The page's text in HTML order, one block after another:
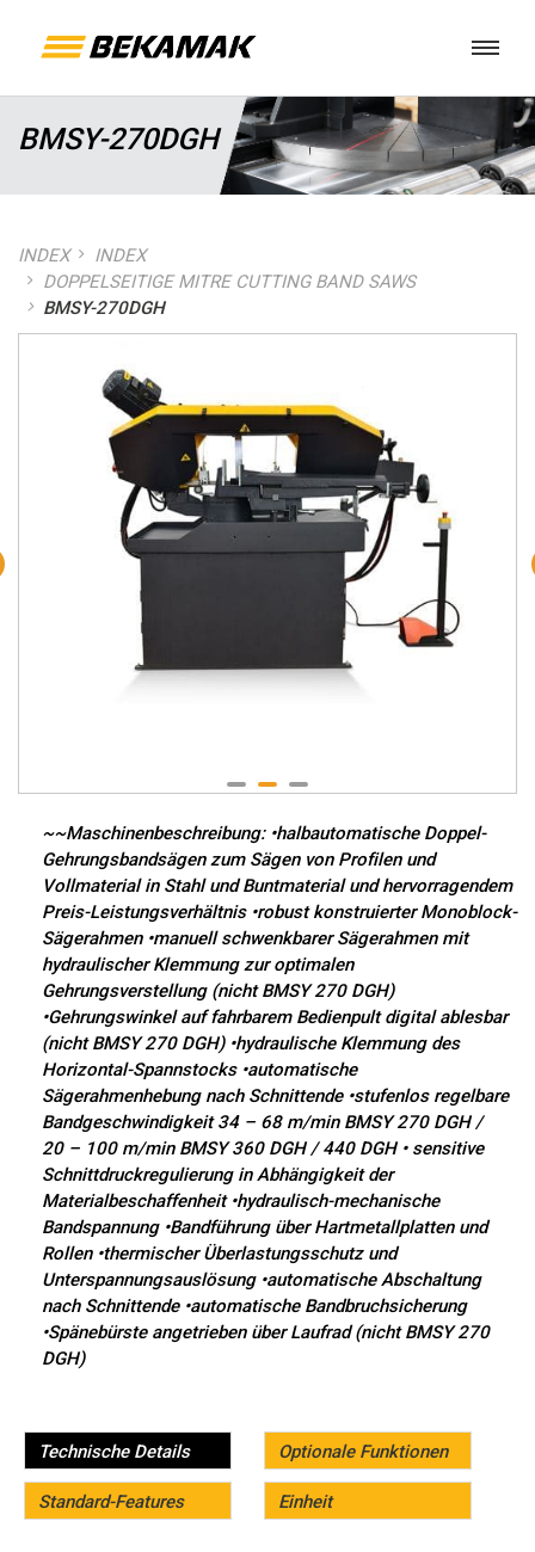
BMSY-270DGH
INDEX
INDEX
DOPPELSEITIGE MITRE CUTTING BAND SAWS
BMSY-270DGH
~~Maschinenbeschreibung: •halbautomatische Doppel-
Gehrungsbandsägen zum Sägen von Profilen und
Vollmaterial in Stahl und Buntmaterial und hervorragendem
Preis-Leistungsverhältnis •robust konstruierter Monoblock-
Sägerahmen •manuell schwenkbarer Sägerahmen mit
hydraulischer Klemmung zur optimalen
Gehrungsverstellung (nicht BMSY 270 DGH)
•Gehrungswinkel auf fahrbarem Bedienpult digital ablesbar
(nicht BMSY 270 DGH) •hydraulische Klemmung des
Horizontal-Spannstocks •automatische
Sägerahmenhebung nach Schnittende •stufenlos regelbare
Bandgeschwindigkeit 34 – 68 m/min BMSY 270 DGH /
20 – 100 m/min BMSY 360 DGH / 440 DGH • sensitive
Schnittdruckregulierung in Abhängigkeit der
Materialbeschaffenheit •hydraulisch-mechanische
Bandspannung •Bandführung über Hartmetallplatten und
Rollen •thermischer Überlastungsschutz und
Unterspannungsauslösung •automatische Abschaltung
nach Schnittende •automatische Bandbruchsicherung
•Spänebürste angetrieben über Laufrad (nicht BMSY 270
DGH)
Technische Details Optionale Funktionen
Standard-Features Einheit